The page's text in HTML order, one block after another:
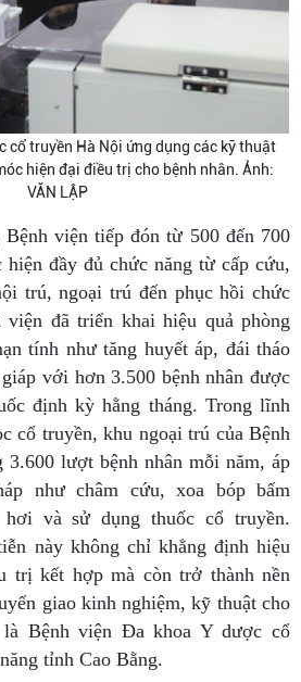
cổ truyền Hà Nội ứng dụng các kỹ thuật
hiện đại điều trị cho bệnh nhân. Ảnh:
VĂN LẬP
viện tiếp đón từ 500 đến 700
đầy đủ chức năng từ cấp cứu,
trú, ngoại trú đến phục hồi chức
đã triển khai hiệu quả phòng
tính như tăng huyết áp, đái tháo
với hơn 3.500 bệnh nhân được
định kỳ hằng tháng. Trong lĩnh
cổ truyền, khu ngoại trú của Bệnh
3.600 lượt bệnh nhân mỗi năm, áp
như châm cứu, xoa bóp bấm
và sử dụng thuốc cổ truyền.
này không chỉ khẳng định hiệu
trị kết hợp mà còn trở thành nền
giao kinh nghiệm, kỹ thuật cho
Bệnh viện Đa khoa Y dược cổ
tỉnh Cao Bằng.